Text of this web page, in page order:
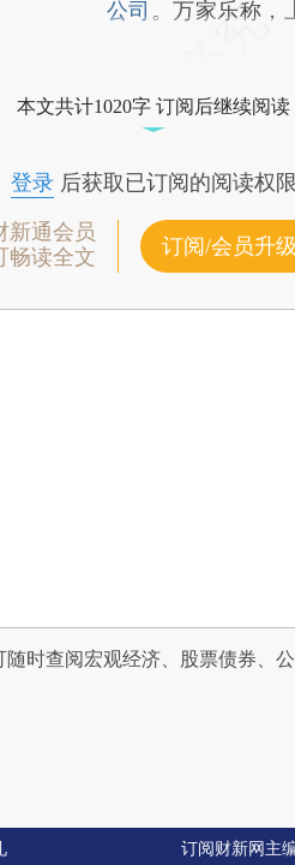
公司 。万家乐称，
本文共计1020字 订阅后继续阅读
登录后获取已订阅的阅读权限
新通会员
畅读全文
订阅/会员升级
随时查阅宏观经济、股票债券、
订阅财新网主